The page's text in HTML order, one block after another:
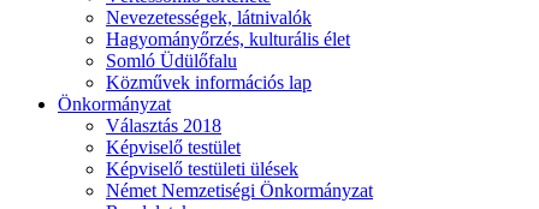
Nevezetességek, látnivalók
Hagyományőrzés, kulturális élet
Somló Üdülőfalu
Közművek információs lap
Önkormányzat
Választás 2018
Képviselő testület
Képviselő testületi ülések
Német Nemzetiségi Önkormányzat